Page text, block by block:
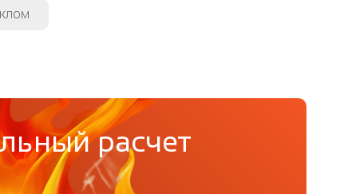
расчет